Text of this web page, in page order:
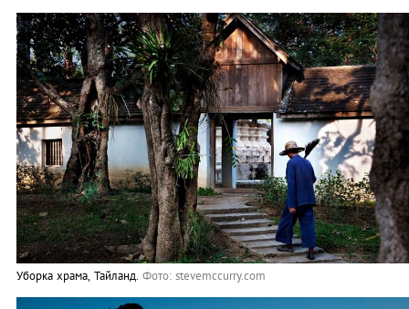
Уборка храма, Тайланд. Фото: stevemccurry.com